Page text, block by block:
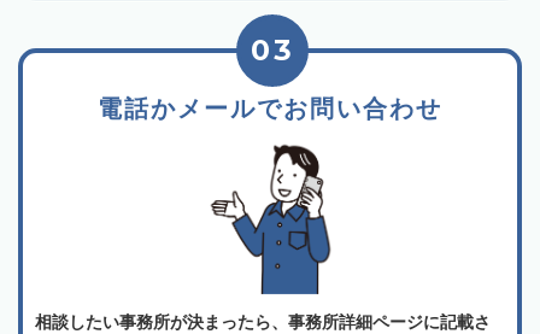
電話かメールでお問い合わせ
03
相談したい事務所が決まったら、事務所詳細ページに記載さ